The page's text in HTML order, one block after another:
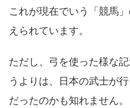
これが現在でいう「競馬
えられています。
ただし、弓を使った様な
うよりは、日本の武士が
だったのかも知れません。